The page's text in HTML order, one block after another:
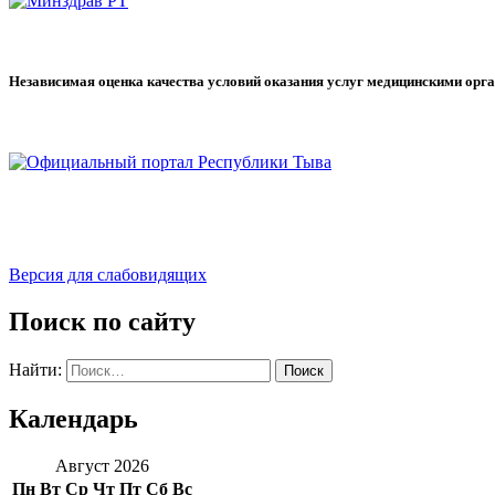
Независимая оценка качества условий оказания услуг медицинскими
Версия для слабовидящих
Поиск по сайту
Найти:
Календарь
Август 2026
Пн Вт Ср Чт Пт Сб Вс